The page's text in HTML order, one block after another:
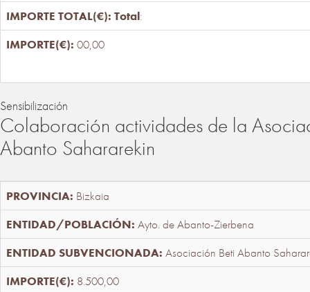
Total:
00,00
Sensibilización
Colaboración actividades de la
Abanto Sahararekin
Bizkaia
Ayto. de Abanto-Zierbena
Asociación Beti Abanto
8.500,00